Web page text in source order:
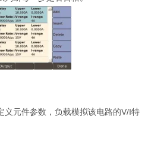
义元件参数，负载模拟该电路的V/I特